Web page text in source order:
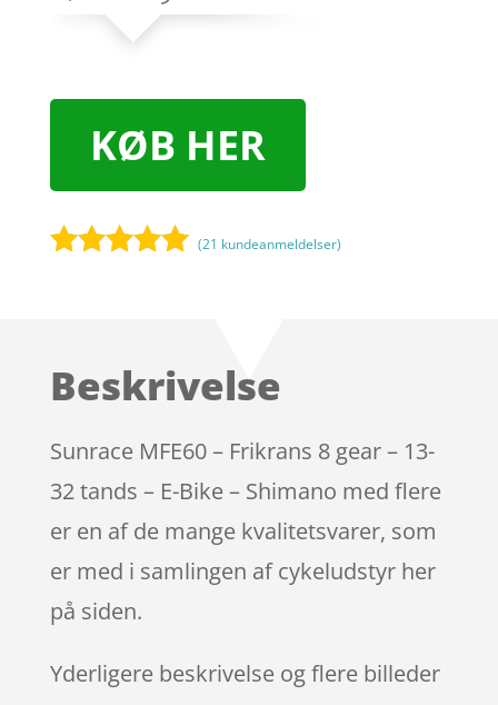
KØB HER
kundebedøm
(21 kundeanmeldelser)
Beskrivelse
Sunrace MFE60 – Frikrans 8 gear – 13-
32 tands – E-Bike – Shimano med flere
er en af de mange kvalitetsvarer, som
er med i samlingen af cykeludstyr her
på siden.
Yderligere beskrivelse og flere billeder